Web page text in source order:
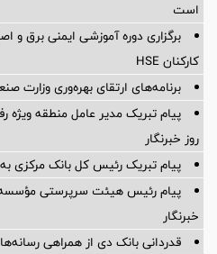
است
برگزاری دوره آموزشی ایمنی برق
کارکنان HSE
برنامه‌های ارتقای بهره‌وری وزارت
روز خبرنگار
پیام تبریک رئیس کل بانک مرکزی
پیام رئیس هیئت سرپرستی مؤسسه
خبرنگار
قدردانی بانک دی از همراهی